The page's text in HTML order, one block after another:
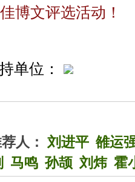
博文评选活动！
单位：
人： 刘进平 雒运
马鸣 孙颉 刘炜 霍